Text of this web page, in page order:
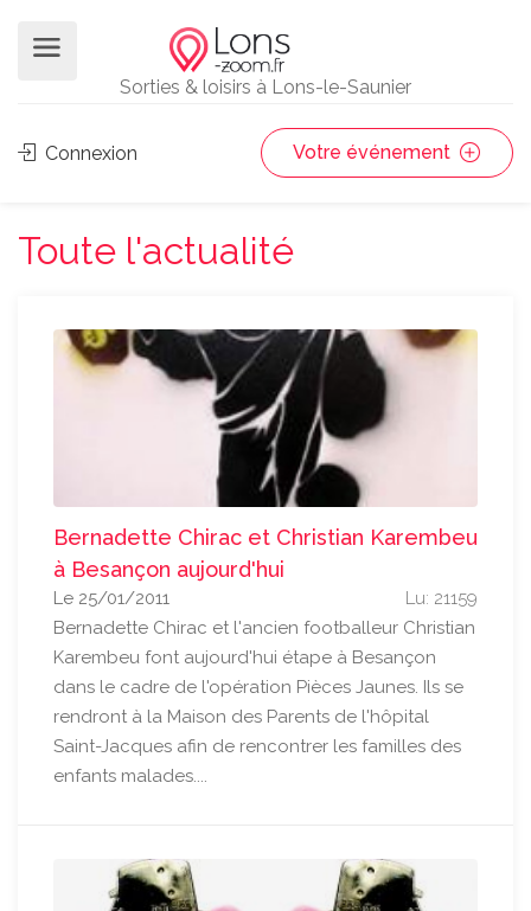
Sorties & loisirs à Lons-le-Saunier
Connexion Votre événement
Toute l'actualité
Bernadette Chirac et Christian Karembeu
à Besançon aujourd'hui
Lu: 21159
Le 25/01/2011
Bernadette Chirac et l'ancien footballeur Christian
Karembeu font aujourd'hui étape à Besançon
dans le cadre de l'opération Pièces Jaunes. Ils se
rendront à la Maison des Parents de l'hôpital
Saint-Jacques afin de rencontrer les familles des
enfants malades....